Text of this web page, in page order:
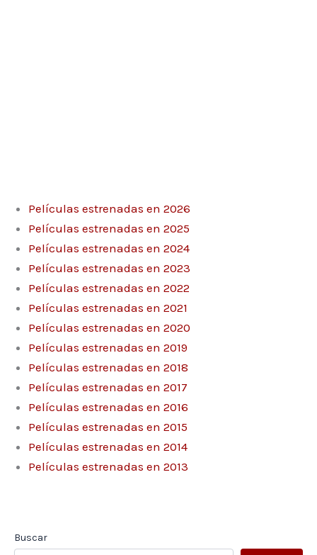
Películas estrenadas en 2026
Películas estrenadas en 2025
Películas estrenadas en 2024
Películas estrenadas en 2023
Películas estrenadas en 2022
Películas estrenadas en 2021
Películas estrenadas en 2020
Películas estrenadas en 2019
Películas estrenadas en 2018
Películas estrenadas en 2017
Películas estrenadas en 2016
Películas estrenadas en 2015
Películas estrenadas en 2014
Películas estrenadas en 2013
Buscar